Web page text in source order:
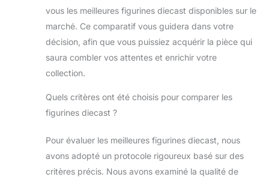
vous les meilleures figurines diecast disponibles sur le
marché. Ce comparatif vous guidera dans votre
décision, afin que vous puissiez acquérir la pièce qui
saura combler vos attentes et enrichir votre
collection.
Quels critères ont été choisis pour comparer les
figurines diecast ?
Pour évaluer les meilleures figurines diecast, nous
avons adopté un protocole rigoureux basé sur des
critères précis. Nous avons examiné la qualité de